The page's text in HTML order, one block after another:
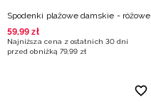
Spodenki plażowe damskie - różowe
59,99 zł
Najniższa cena z ostatnich 30 dni
przed obniżką 79,99 zł